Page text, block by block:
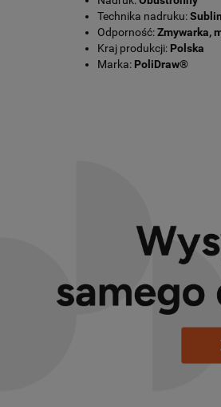
Technika nadruku:
Odporność:Zmywarka,
Kraj produkcji: Polska
Marka: PoliDraw®